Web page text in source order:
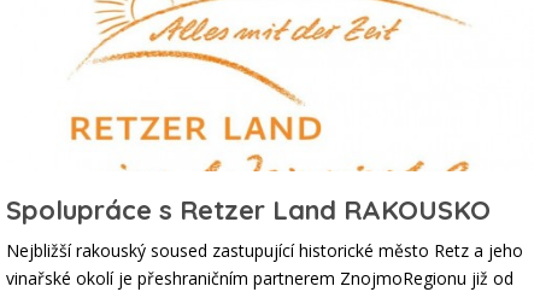
Spolupráce s Retzer Land RAKOUSKO
Nejbližší rakouský soused zastupující historické město Retz a jeho
vinařské okolí je přeshraničním partnerem ZnojmoRegionu již od